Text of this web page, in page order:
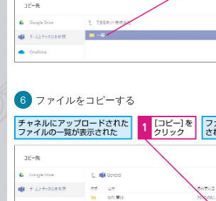
6 ファイルをコピーする